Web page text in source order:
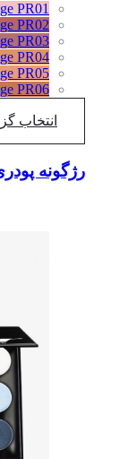
PR01
PR02
PR03
PR04
PR05
PR06
انتخاب گزینه
رژگونه پودری